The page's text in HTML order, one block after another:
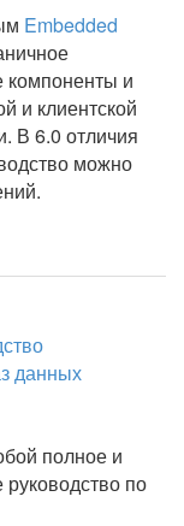
Embedded
компоненты и
и клиентской
В 6.0 отличия
можно
данных
полное и
по